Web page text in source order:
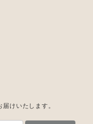
けいたします。